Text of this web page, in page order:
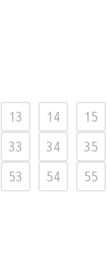
13 14 15
33 34 35
53 54 55